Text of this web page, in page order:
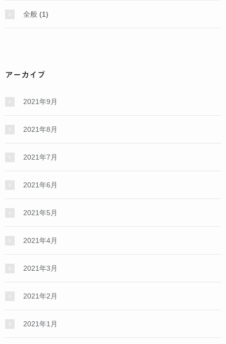
全般 (1)
アーカイブ
2021年9月
2021年8月
2021年7月
2021年6月
2021年5月
2021年4月
2021年3月
2021年2月
2021年1月